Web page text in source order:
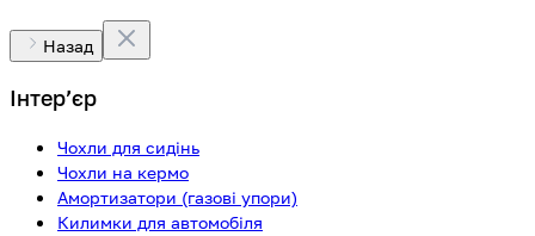
Назад
Інтерʼєр
Чохли для сидінь
Чохли на кермо
Амортизатори (газові упори)
Килимки для автомобіля